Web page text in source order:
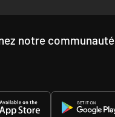
notre communauté